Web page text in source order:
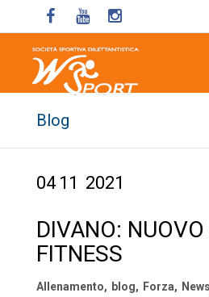
Blog
04 11 2021
DIVANO:
FITNESS
Allenamento, blog, Forza, News